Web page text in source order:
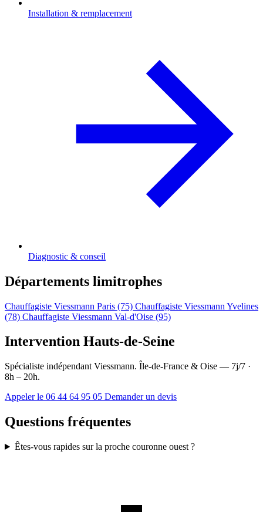
Installation & remplacement
Diagnostic & conseil
Départements limitrophes
Chauffagiste Viessmann Paris (75) Chauffagiste Viessmann Yvelines
(78) Chauffagiste Viessmann Val-d'Oise (95)
Intervention Hauts-de-Seine
Spécialiste indépendant Viessmann. Île-de-France & Oise — 7j/7 ·
8h – 20h.
Appeler le 06 44 64 95 05 Demander un devis
Questions fréquentes
Êtes-vous rapides sur la proche couronne ouest ?